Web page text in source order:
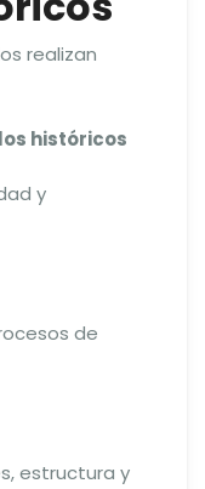
realizan
históricos
y
de
estructura y